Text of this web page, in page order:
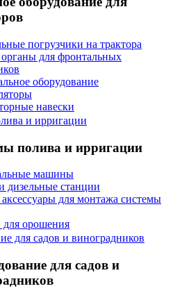
погрузчики на трактора
для фронтальных
оборудование
навески
и ирригации
полива и ирригации
машины
дизельные станции
для монтажа системы
для орошения
для садов и виноградников
для садов и